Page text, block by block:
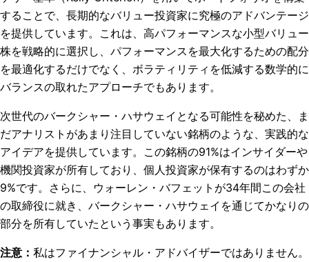
することで、長期的なバリュー投資家に究極のアドバンテージ
を提供しています。これは、高パフォーマンスな小型バリュー
株を戦略的に選択し、パフォーマンスを最大化するための配分
を最適化するだけでなく、ボラティリティを低減する数学的に
バランスの取れたアプローチでもあります。
次世代のバークシャー・ハサウェイとなる可能性を秘めた、ま
だアナリストがあまり注目していない銘柄のような、実践的な
アイデアを提供しています。この銘柄の91%はインサイダーや
機関投資家が所有しており、個人投資家が保有するのはわずか
9%です。さらに、ウォーレン・バフェットが34年間この会社
の取締役に就き、バークシャー・ハサウェイを通じてかなりの
部分を所有していたという事実もあります。
注意： 私はファイナンシャル・アドバイザーではありません。